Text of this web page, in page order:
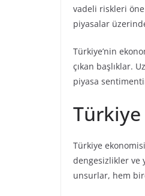
vadeli riskleri öne
piyasalar
Türkiye’nin
çıkan başlıklar.
piyasa
Türkiye
dengesizlikler ve
unsurlar, hem